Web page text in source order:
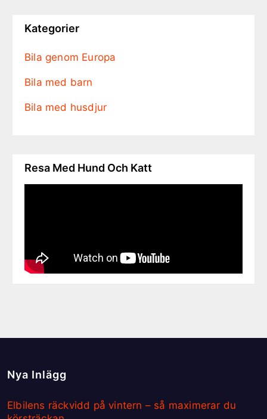
Kategorier
Bila genom Europa
Bila med barn
Bila med husdjur
Resa Med Hund Och Katt
Nya Inlägg
Elbilens räckvidd på vintern – så maximerar du